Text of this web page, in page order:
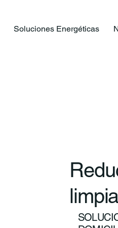
Soluciones Energéticas